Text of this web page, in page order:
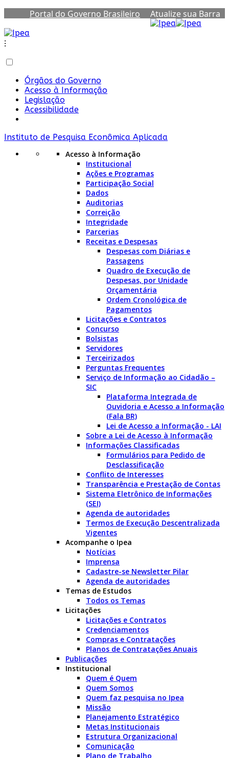
Portal do Governo Brasileiro
Atualize sua Barra
⁝
Órgãos do Governo
Acesso à Informação
Legislação
Acessibilidade
Instituto de Pesquisa Econômica Aplicada
Acesso à Informação
Institucional
Ações e Programas
Participação Social
Dados
Auditorias
Correição
Integridade
Parcerias
Receitas e Despesas
Despesas com Diárias e
Passagens
Quadro de Execução de
Despesas, por Unidade
Orçamentária
Ordem Cronológica de
Pagamentos
Licitações e Contratos
Concurso
Bolsistas
Servidores
Terceirizados
Perguntas Frequentes
Serviço de Informação ao Cidadão –
SIC
Plataforma Integrada de
Ouvidoria e Acesso a Informação
(Fala BR)
Lei de Acesso a Informação - LAI
Sobre a Lei de Acesso à Informação
Informações Classificadas
Formulários para Pedido de
Desclassificação
Conflito de Interesses
Transparência e Prestação de Contas
Sistema Eletrônico de Informações
(SEI)
Agenda de autoridades
Termos de Execução Descentralizada
Vigentes
Acompanhe o Ipea
Notícias
Imprensa
Cadastre-se Newsletter Pilar
Agenda de autoridades
Temas de Estudos
Todos os Temas
Licitações
Licitações e Contratos
Credenciamentos
Compras e Contratações
Planos de Contratações Anuais
Publicações
Institucional
Quem é Quem
Quem Somos
Quem faz pesquisa no Ipea
Missão
Planejamento Estratégico
Metas Institucionais
Estrutura Organizacional
Comunicação
Plano de Trabalho